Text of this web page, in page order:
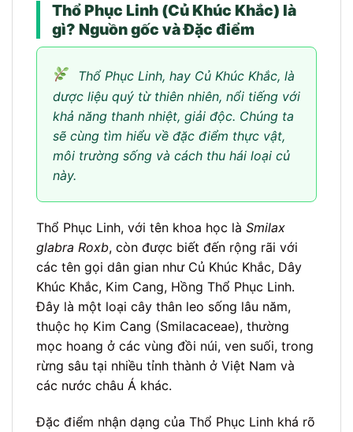
Thổ Phục Linh (Củ Khúc Khắc) là
gì? Nguồn gốc và Đặc điểm
Thổ Phục Linh, hay Củ Khúc Khắc, là
dược liệu quý từ thiên nhiên, nổi tiếng với
khả năng thanh nhiệt, giải độc. Chúng ta
sẽ cùng tìm hiểu về đặc điểm thực vật,
môi trường sống và cách thu hái loại củ
này.
Thổ Phục Linh, với tên khoa học là Smilax
glabra Roxb, còn được biết đến rộng rãi với
các tên gọi dân gian như Củ Khúc Khắc, Dây
Khúc Khắc, Kim Cang, Hồng Thổ Phục Linh.
Đây là một loại cây thân leo sống lâu năm,
thuộc họ Kim Cang (Smilacaceae), thường
mọc hoang ở các vùng đồi núi, ven suối, trong
rừng sâu tại nhiều tỉnh thành ở Việt Nam và
các nước châu Á khác.
Đặc điểm nhận dạng của Thổ Phục Linh khá rõ